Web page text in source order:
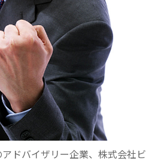
ドバイザリー企業、株式会社ビ